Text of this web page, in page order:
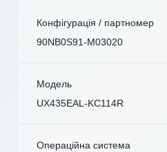
Конфігурація / партномер
90NB0S91-M03020
Модель
UX435EAL-KC114R
Операційна система